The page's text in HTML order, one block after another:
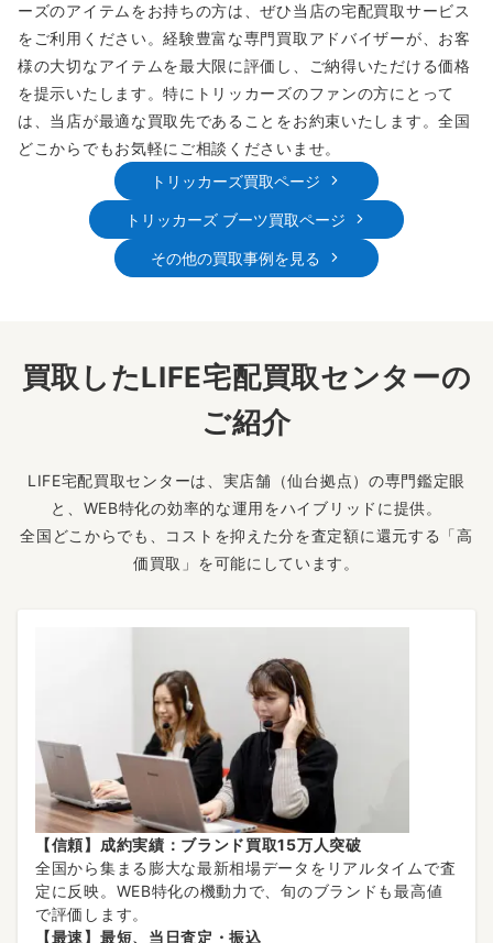
ーズのアイテムをお持ちの方は、ぜひ当店の宅配買取サービス
をご利用ください。経験豊富な専門買取アドバイザーが、お客
様の大切なアイテムを最大限に評価し、ご納得いただける価格
を提示いたします。特にトリッカーズのファンの方にとって
は、当店が最適な買取先であることをお約束いたします。全国
どこからでもお気軽にご相談くださいませ。
トリッカーズ買取ページ
トリッカーズ ブーツ買取ページ
その他の買取事例を見る
買取したLIFE宅配買取センターの
ご紹介
LIFE宅配買取センターは、実店舗（仙台拠点）の専門鑑定眼
と、WEB特化の効率的な運用をハイブリッドに提供。
全国どこからでも、コストを抑えた分を査定額に還元する「高
価買取」を可能にしています。
【信頼】成約実績：ブランド買取15万人突破
全国から集まる膨大な最新相場データをリアルタイムで査
定に反映。WEB特化の機動力で、旬のブランドも最高値
で評価します。
【最速】最短、当日査定・振込